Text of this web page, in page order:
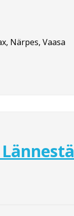
Närpes, Vaasa